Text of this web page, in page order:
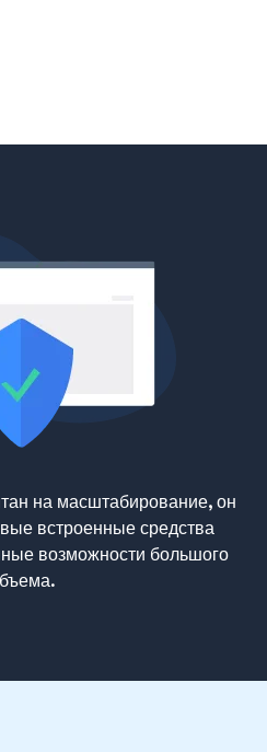
на масштабирование, он
встроенные средства
возможности большого